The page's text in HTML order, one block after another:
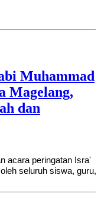
Muhammad
Magelang,
dan
acara peringatan Isra'
seluruh siswa, guru,